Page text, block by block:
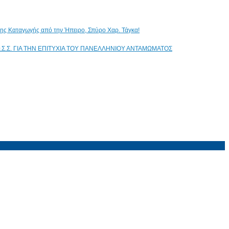
Καταγωγής από την Ήπειρο, Σπύρο Χαρ. Τάγκα!
ΓΙΑ ΤΗΝ ΕΠΙΤΥΧΙΑ ΤΟΥ ΠΑΝΕΛΛΗΝΙΟΥ ΑΝΤΑΜΩΜΑΤΟΣ